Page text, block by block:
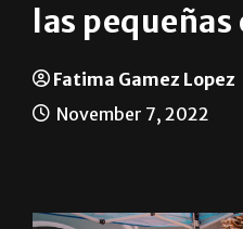
las
Fatima Gamez Lopez
November 7, 2022